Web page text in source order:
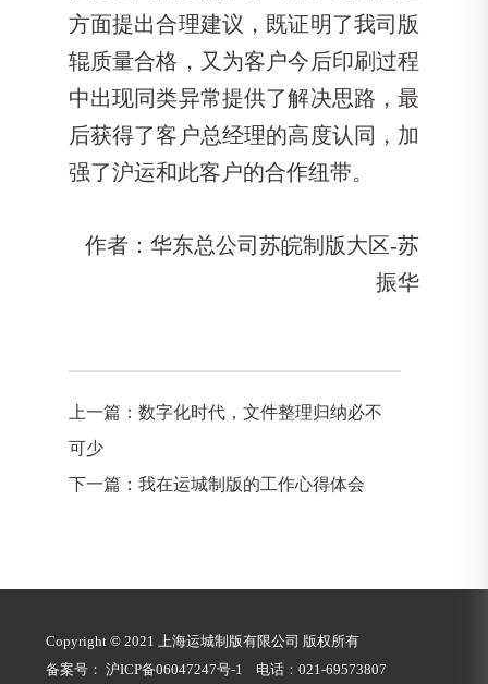
方面提出合理建议，既证明了我司版
辊质量合格，又为客户今后印刷过程
中出现同类异常提供了解决思路，最
后获得了客户总经理的高度认同，加
强了沪运和此客户的合作纽带。
作者：华东总公司苏皖制版大区-苏
振华
上一篇： 数字化时代，文件整理归纳必不
可少
下一篇： 我在运城制版的工作心得体会
Copyright © 2021 上海运城制版有限公司 版权所有
备案号：沪ICP备06047247号-1 电话：021-69573807